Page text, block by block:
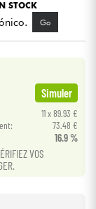
STOCK
Go
Simuler
11 x 89.93 €
73.48 €
16.9 %
VOS